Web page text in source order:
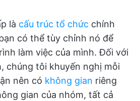
là cấu trúc tổ chức chính
có thể tùy chỉnh nó để
làm việc của mình. Đối với
chúng tôi khuyến nghị mỗi
nên có không gian riêng
gian của nhóm, tất cả